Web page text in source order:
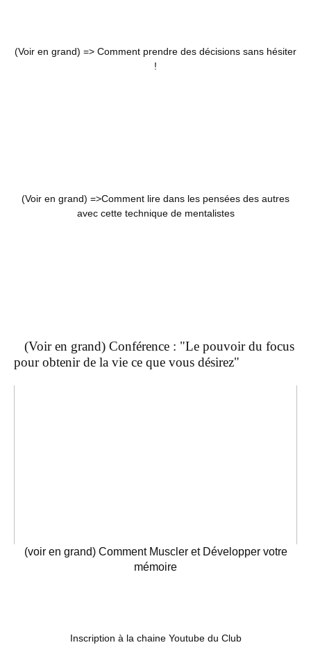
(Voir en grand) => Comment prendre des décisions sans hésiter
!
(Voir en grand) =>Comment lire dans les pensées des autres
avec cette technique de mentalistes
(Voir en grand) Conférence : "Le pouvoir du focus
pour obtenir de la vie ce que vous désirez"
(voir en grand) Comment Muscler et Développer votre
mémoire
Inscription à la chaine Youtube du Club